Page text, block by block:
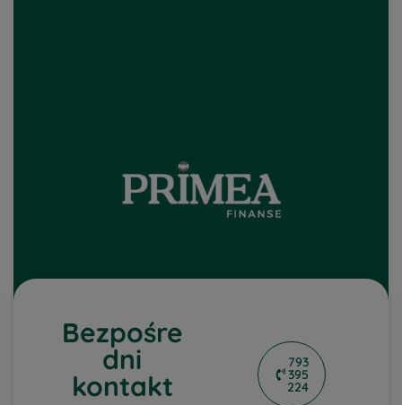
Bezpośre
dni
kontakt
793
395
224